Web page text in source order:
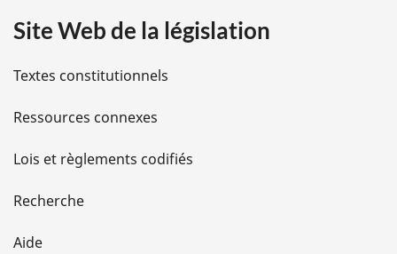
i
l
s
d
e
l
Site Web de la législation
Textes constitutionnels
Ressources connexes
Lois et règlements codifiés
Recherche
Aide